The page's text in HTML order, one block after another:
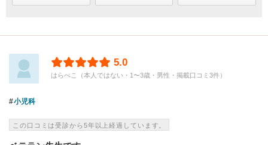
5.0
はらぺこ（本人ではない・1〜3歳・男性・掲載口コミ3件）
小児科
この口コミは受診から5年以上経過しています。